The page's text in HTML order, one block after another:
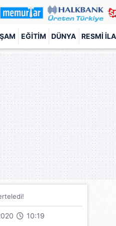
EĞITIM DÜNYA RESMI
10:19